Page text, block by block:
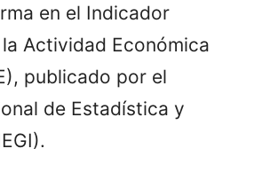
en el Indicador
Actividad Económica
publicado por el
de Estadística y